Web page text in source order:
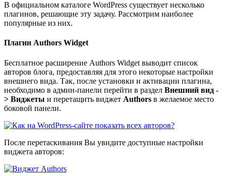
В официальном каталоге WordPress существует несколько
плагинов, решающие эту задачу. Рассмотрим наиболее
популярные из них.
Плагин Authors Widget
Бесплатное расширение Authors Widget выводит список
авторов блога, предоставляя для этого некоторые настройки
внешнего вида. Так, после установки и активации плагина,
необходимо в админ-панели перейти в раздел Внешний вид -
> Виджеты и перетащить виджет Authors в желаемое место
боковой панели.
После перетаскивания Вы увидите доступные настройки
виджета авторов: